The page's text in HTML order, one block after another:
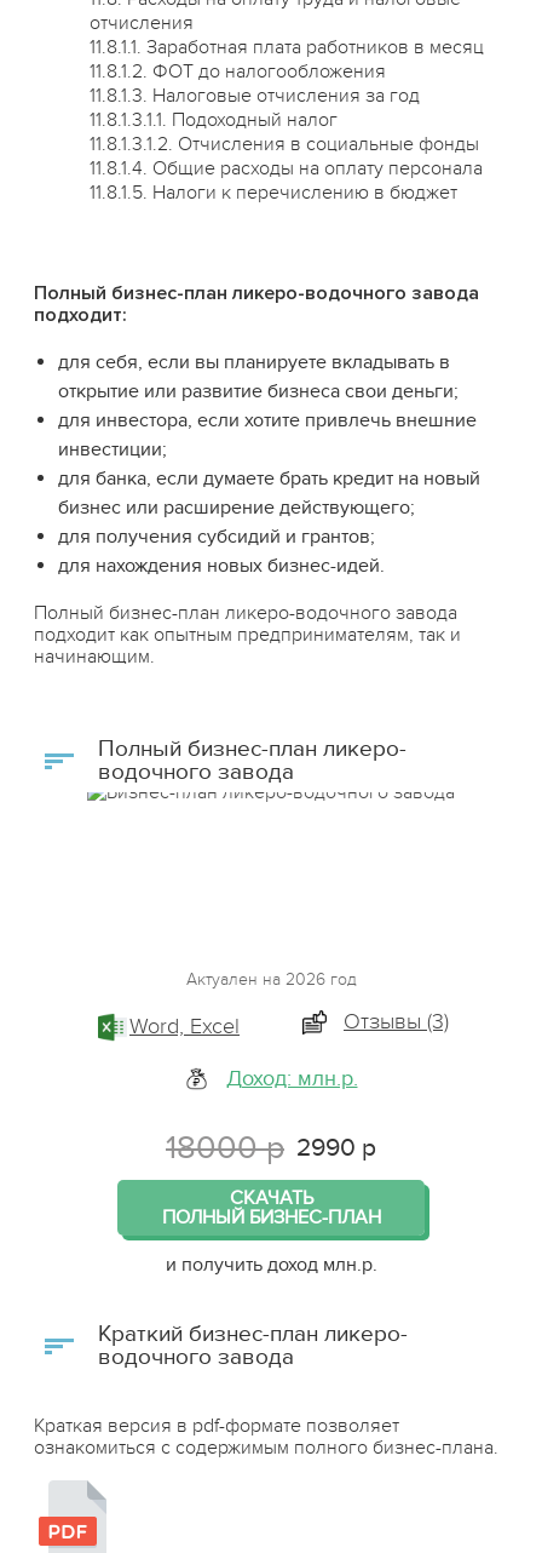
отчисления
11.8.1.1. Заработная плата работников в месяц
11.8.1.2. ФОТ до налогообложения
11.8.1.3. Налоговые отчисления за год
11.8.1.3.1.1. Подоходный налог
11.8.1.3.1.2. Отчисления в социальные фонды
11.8.1.4. Общие расходы на оплату персонала
11.8.1.5. Налоги к перечислению в бюджет
Полный бизнес-план ликеро-водочного завода
подходит:
для себя, если вы планируете вкладывать в
открытие или развитие бизнеса свои деньги;
для инвестора, если хотите привлечь внешние
инвестиции;
для банка, если думаете брать кредит на новый
бизнес или расширение действующего;
для получения субсидий и грантов;
для нахождения новых бизнес-идей.
Полный бизнес-план ликеро-водочного завода
подходит как опытным предпринимателям, так и
начинающим.
Полный бизнес-план ликеро-
водочного завода
Актуален на 2026 год
Word, Excel
Доход: млн.р.
Отзывы (3)
18000 р 2990 р
СКАЧАТЬ
ПОЛНЫЙ БИЗНЕС-ПЛАН
и получить доход млн.р.
Краткий бизнес-план ликеро-
водочного завода
Краткая версия в pdf-формате позволяет
ознакомиться с содержимым полного бизнес-плана.